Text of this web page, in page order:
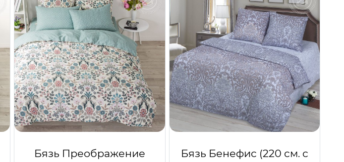
Бязь Преображение
Бязь Бенефис (220 см. с